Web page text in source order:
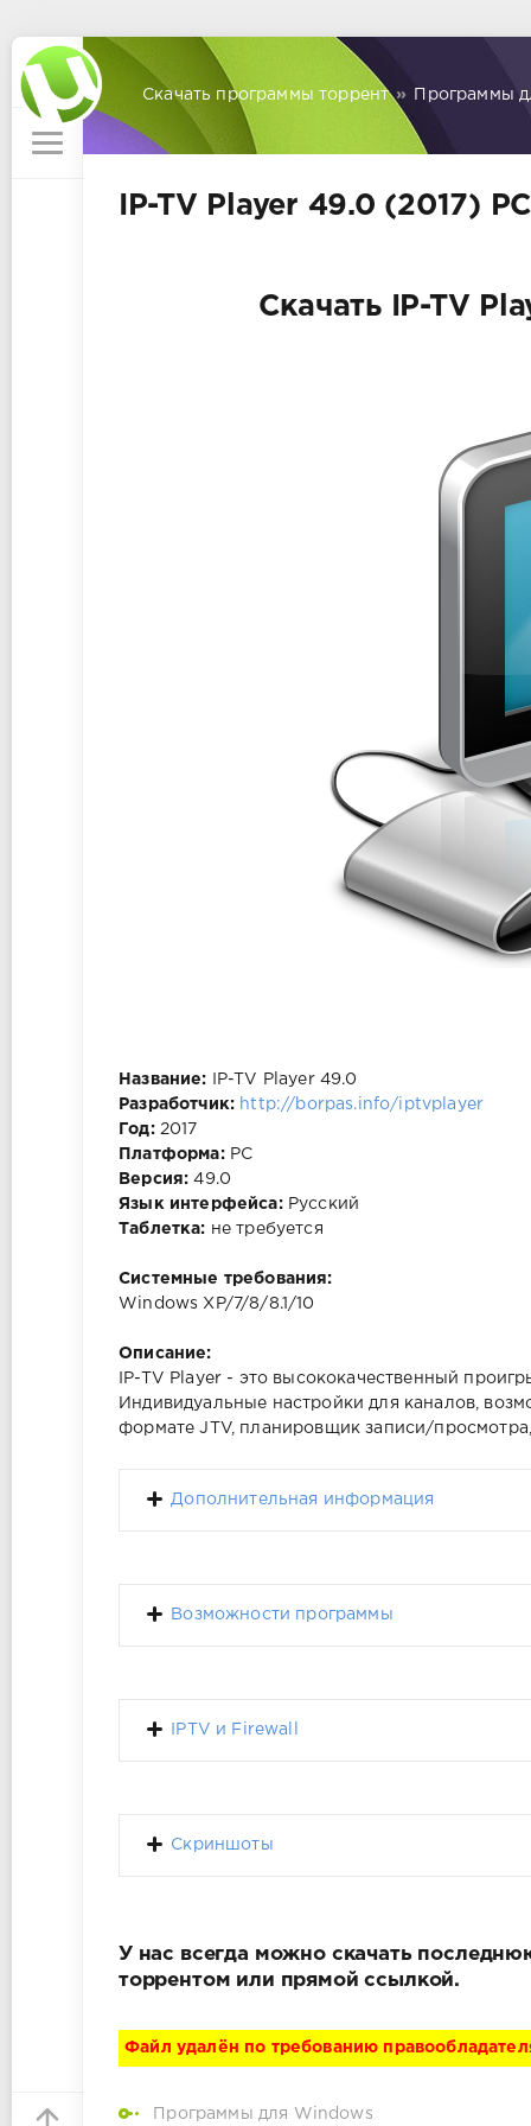
Скачать программы торрент » Программы
IP-TV Player 49.0 (2017)
Скачать IP-TV
Название:
IP-TV Player 49.0
Разработчик: http://borpas.info/iptvplayer
Год: 2017
Платформа: PC
Версия:49.0
Язык интерфейса: Русский
Таблетка: не требуется
Системные требования:
Windows XP/7/8/8.1/10
Описание:
IP-TV Player - это высококачественный
Индивидуальные настройки для каналов,
формате JTV, планировщик записи/
Дополнительная информация
Возможности программы
IPTV и Firewall
Скриншоты
У нас всегда можно скачать
торрентом или прямой ссылкой.
Файл удалён по требованию
Программы для Windows